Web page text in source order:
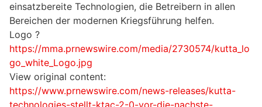
einsatzbereite Technologien, die Betreibern in allen
Bereichen der modernen Kriegsführung helfen.
Logo ?
https://mma.prnewswire.com/media/2730574/kutta_lo
go_white_Logo.jpg
View original content:
https://www.prnewswire.com/news-releases/kutta-